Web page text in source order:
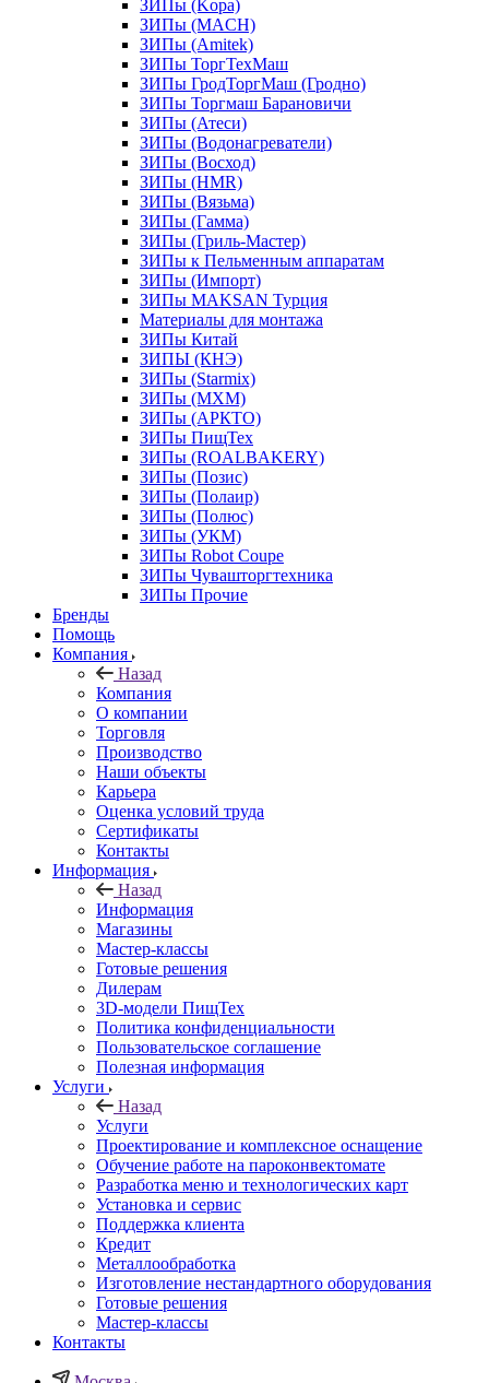
ЗИПы (Kopa)
ЗИПы (MACH)
ЗИПы (Amitek)
ЗИПы ТоргТехМаш
ЗИПы ГродТоргМаш (Гродно)
ЗИПы Торгмаш Барановичи
ЗИПы (Атеси)
ЗИПы (Водонагреватели)
ЗИПы (Восход)
ЗИПы (HMR)
ЗИПы (Вязьма)
ЗИПы (Гамма)
ЗИПы (Гриль-Мастер)
ЗИПы к Пельменным аппаратам
ЗИПы (Импорт)
ЗИПы MAKSAN Турция
Материалы для монтажа
ЗИПы Китай
ЗИПЫ (КНЭ)
ЗИПы (Starmix)
ЗИПы (МХМ)
ЗИПы (АРКТО)
ЗИПы ПищТех
ЗИПы (ROALBAKERY)
ЗИПы (Позис)
ЗИПы (Полаир)
ЗИПы (Полюс)
ЗИПы (УКМ)
ЗИПы Robot Coupe
ЗИПы Чувашторгтехника
ЗИПы Прочие
Бренды
Помощь
Компания
Назад
Компания
О компании
Торговля
Производство
Наши объекты
Карьера
Оценка условий труда
Сертификаты
Контакты
Информация
Назад
Информация
Магазины
Мастер-классы
Готовые решения
Дилерам
3D-модели ПищТех
Политика конфиденциальности
Пользовательское соглашение
Полезная информация
Услуги
Назад
Услуги
Проектирование и комплексное оснащение
Обучение работе на пароконвектомате
Разработка меню и технологических карт
Установка и сервис
Поддержка клиента
Кредит
Металлообработка
Изготовление нестандартного оборудования
Готовые решения
Мастер-классы
Контакты